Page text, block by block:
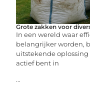
Grote zakken voor
In een wereld waar
belangrijker worden,
uitstekende oplossing
actief bent in
...